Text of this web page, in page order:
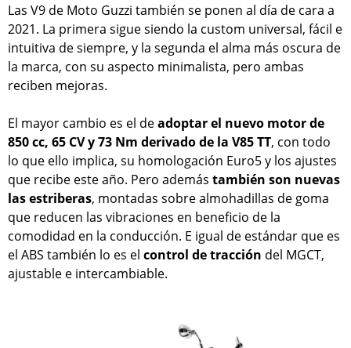
Las V9 de Moto Guzzi también se ponen al día de cara a
2021. La primera sigue siendo la custom universal, fácil e
intuitiva de siempre, y la segunda el alma más oscura de
la marca, con su aspecto minimalista, pero ambas
reciben mejoras.
El mayor cambio es el deadoptar el nuevo motor de
850 cc, 65 CV y 73 Nm derivado de la V85 TT, con todo
lo que ello implica, su homologación Euro5 y los ajustes
que recibe este año. Pero además también son nuevas
las estriberas, montadas sobre almohadillas de goma
que reducen las vibraciones en beneficio de la
comodidad en la conducción. E igual de estándar que es
el ABS también lo es el control de tracción del MGCT,
ajustable e intercambiable.